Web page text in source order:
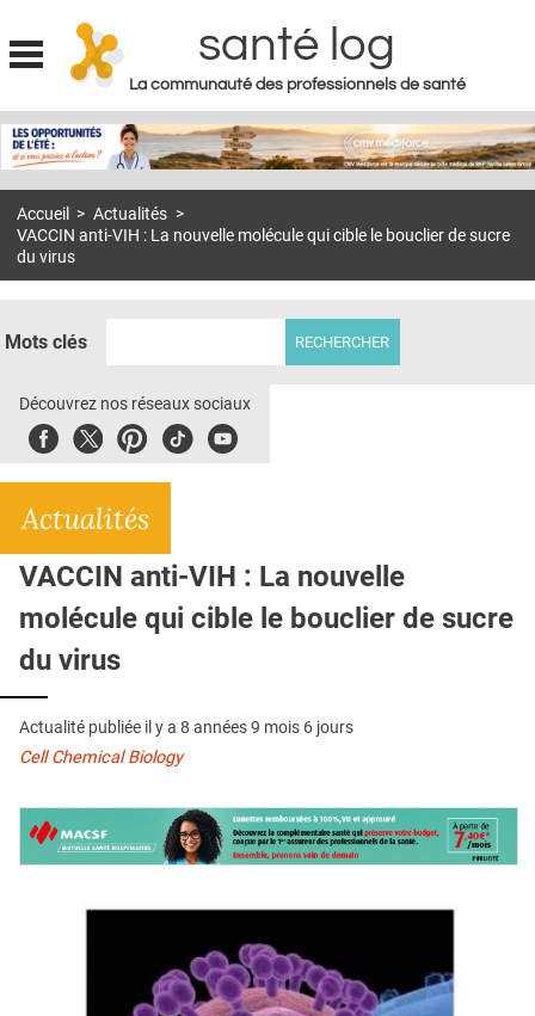
Jump to navigation
santé log
La communauté des professionnels de santé
MON COMPTE
S'ABONNER À LA REVUE SOIN À DOMICILE
E-REVUE SAD
THÉMA
CRÉDITS
Accueil > Actualités >
VACCIN anti-VIH : La nouvelle molécule qui cible le bouclier de sucre
du virus
Mots clés
Découvrez nos réseaux sociaux
FacebookTwitterPinterest
TiktokYoubute
Actualités
VACCIN anti-VIH : La nouvelle
molécule qui cible le bouclier de sucre
du virus
Actualité publiée il y a 8 années 9 mois 6 jours
Cell Chemical Biology